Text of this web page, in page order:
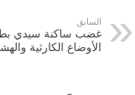
السابق
غضب ساكنة سيدي
الأوضاع الكارثية